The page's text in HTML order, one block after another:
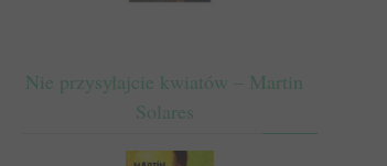
Nie przysyłajcie kwiatów – Martin
Solares